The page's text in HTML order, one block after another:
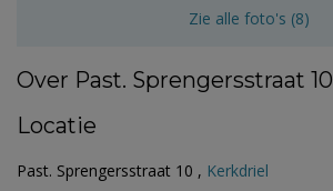
Zie alle foto's (8)
Over Past. Sprengersstraat 10
Locatie
Past. Sprengersstraat 10 , Kerkdriel